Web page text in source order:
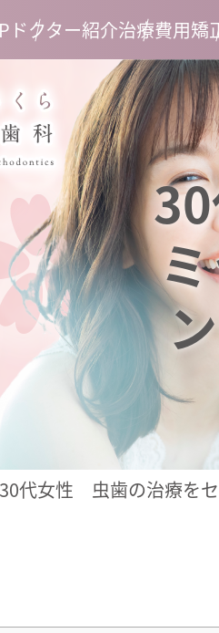
ドクター紹介治療費用矯
30代女性 虫歯の治療を